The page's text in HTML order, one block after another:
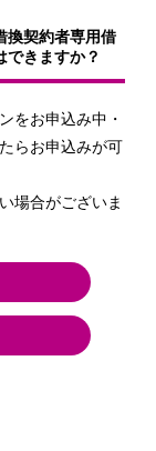
換契約者専用借
できますか？
をお申込み中・
らお申込みが可
場合がございま